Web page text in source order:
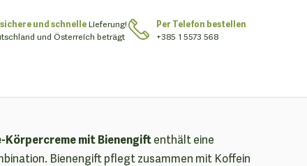
sichere und schnelleLieferung!
und Österreich beträgt
Per Telefon bestellen
+385 1 5573 568
Körpercreme mit Bienengiftenthält eine
Bienengift pflegt zusammen mit Koffein